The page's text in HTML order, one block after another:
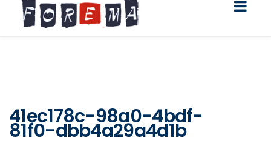
41ec178c-98a0-4bdf-
81f0-dbb4a29a4d1b